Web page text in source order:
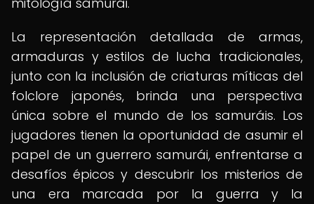
La representación detallada de armas,
armaduras y estilos de lucha tradicionales,
junto con la inclusión de criaturas míticas del
folclore japonés, brinda una perspectiva
única sobre el mundo de los samuráis. Los
jugadores tienen la oportunidad de asumir el
papel de un guerrero samurái, enfrentarse a
desafíos épicos y descubrir los misterios de
una era marcada por la guerra y la